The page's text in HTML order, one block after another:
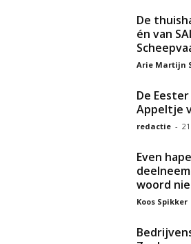
De
én van
Arie Martijn
De
Appeltje
redactie -
Even
woord
Koos Spikker